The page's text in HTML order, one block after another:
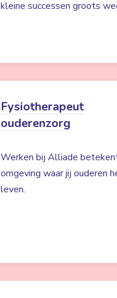
kleine successen groots
Fysiotherapeut
ouderenzorg
Werken bij Alliade
omgeving waar jij ouderen
leven.